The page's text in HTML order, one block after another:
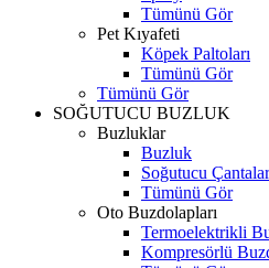
Tümünü Gör
Pet Kıyafeti
Köpek Paltoları
Tümünü Gör
Tümünü Gör
SOĞUTUCU BUZLUK
Buzluklar
Buzluk
Soğutucu Çantalar
Tümünü Gör
Oto Buzdolapları
Termoelektrikli
Kompresörlü